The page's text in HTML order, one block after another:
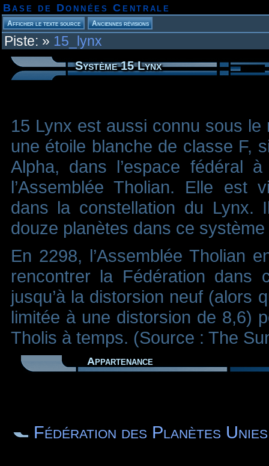
Base de Données Centrale
Piste: » 15_lynx
Système 15 Lynx
15 Lynx est aussi connu sous le
une étoile blanche de classe F,
Alpha, dans l’espace fédéral
l’Assemblée Tholian. Elle est
dans la constellation du Lynx.
douze planètes dans ce
En 2298, l’Assemblée Tholian
rencontrer la Fédération dans
jusqu’à la distorsion neuf (alors
limitée à une distorsion de 8,6)
Tholis à temps. (Source : The
Appartenance
Fédération des Planètes Unies